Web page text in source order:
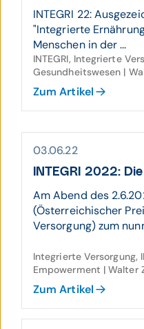
INTEGRI 22:
"Integrierte
Menschen in der ...
INTEGRI, Integrierte
Gesundheitswesen |
Zum Artikel
03.06.22
INTEGRI 2022:
Am Abend des
(Österreichischer
Versorgung) zum
Integrierte Versorgung,
Empowerment | Walter
Zum Artikel